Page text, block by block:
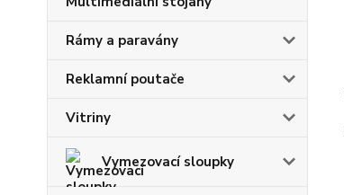
Rámy a paravány
Reklamní poutače
Vitriny
Vymezovací sloupky